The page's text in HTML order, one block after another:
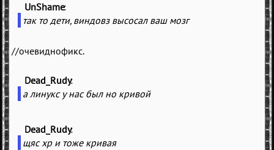
UnShame
так то дети, виндовз высосал ваш мозг
//очевиднофикс.
Dead_Rudy
а линукс у нас был но кривой
Dead_Rudy
щяс хр и тоже кривая